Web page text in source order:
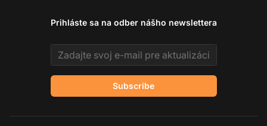
Prihláste sa na odber nášho newslettera
Email address
Subscribe